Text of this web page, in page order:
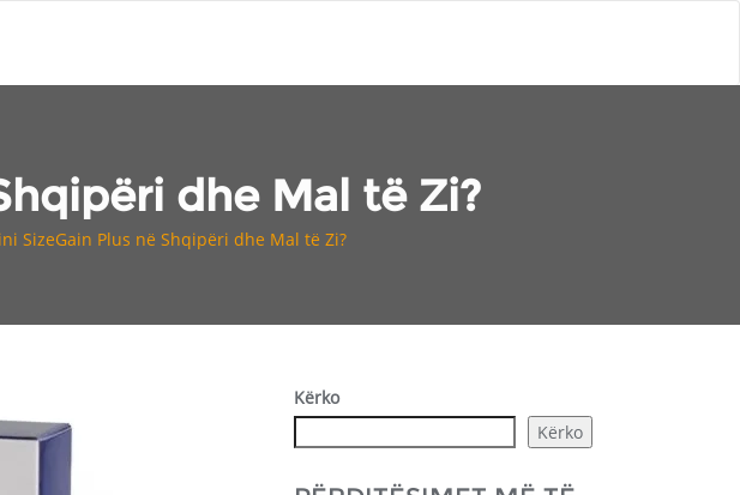
dhe Mal të Zi?
SizeGain Plus në Shqipëri dhe Mal të Zi?
Kërko
Kërko